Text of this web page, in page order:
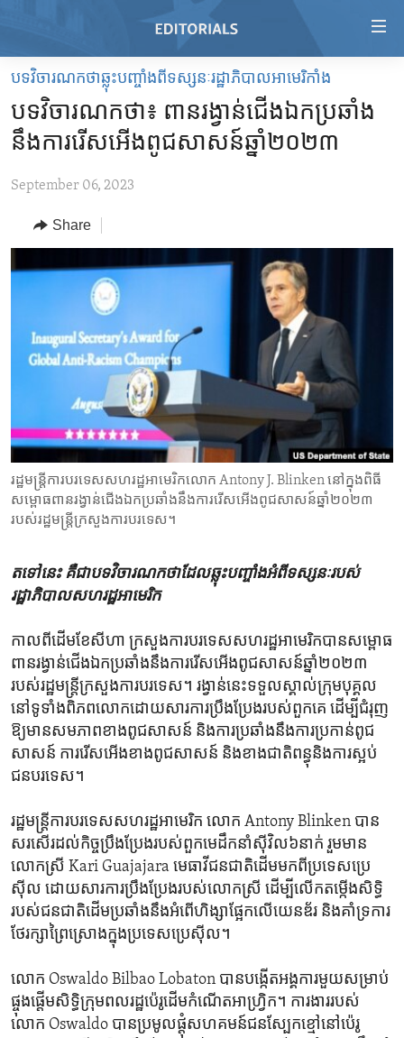
Skip
main
content
to
Navigation
Skip
to
HOME
VIDEO
REGIONS
AFRICA
MIDDLE EAST
TOPICS
SECURITY AND DEFENSE
DEMOCRACY AND GOVERNANCE
ECONOMY AND TRADE
ENVIRONMENT AND HEALTH
IDEALS AND INSTITUTIONS
ABOUT US
FOLLOW US
បទវិចារណកថាឆ្លុះបញ្ចាំងពីទស្សនៈរដ្ឋាភិបាលអាមេរិកាំង
បទវិចារណកថា៖ ពានរង្វាន់​ជើងឯក​ប្រឆាំង
នឹង​ការរើសអើង​ពូជសាសន៍​ឆ្នាំ២០២៣
September 06, 2023
Share
រដ្ឋមន្ត្រី​ការបរទេស​សហរដ្ឋ​អាមេរិក​លោក Antony J. Blinken នៅក្នុង​ពិធី​
សម្ពោធ​ពាន​រង្វាន់​ជើង​ឯក​ប្រឆាំង​នឹង​​ការរើសអើង​ពូជសាសន៍​ឆ្នាំ២០២៣
របស់​រដ្ឋមន្ត្រី​ក្រសួង​ការបរទេស។
តទៅ​នេះ​ គឺ​ជា​បទ​វិចារណកថា​ដែល​ឆ្លុះ​បញ្ចាំង​អំពី​ទស្សនៈ​របស់​
រដ្ឋាភិបាល​សហរដ្ឋ​អាមេរិក
កាល​ពី​ដើម​ខែ​សីហា ​ក្រសួង​ការបរទេស​សហរដ្ឋ​អាមេរិក​បាន​សម្ពោធ​
ពាន​រង្វាន់ជើង​ឯក​ប្រឆាំង​នឹងការរើសអើង​ពូជសាសន៍​ឆ្នាំ២០២៣ ​
របស់​រដ្ឋមន្ត្រី​ក្រសួង​ការបរទេស។ រង្វាន់​នេះ​ទទួល​ស្គាល់ក្រុម​បុគ្គល​
នៅ​ទូទាំង​ពិភពលោក​ដោយសារការ​ប្រឹង​ប្រែងរបស់ពួក​គេ ដើម្បី​ជំរុញ​
ឱ្យមាន​សមភាព​ខាង​ពូជសាសន៍ ​និង​ការ​ប្រឆាំង​នឹងការ​ប្រកាន់​ពូជ
សាសន៍ ​ការរើសអើង​ខាង​ពូជសាសន៍​ និង​ខាង​ជាតិ​ពន្ធុ​និង​ការ​ស្អប់​
ជនបរទេស។
រដ្ឋមន្ត្រី​ការបរទេស​សហរដ្ឋ​អាមេរិក​ លោក​ Antony Blinken​ បាន​
សរសើរដល់​កិច្ចប្រឹងប្រែង​របស់ពួក​មេដឹកនាំស៊ីវិល​៦នាក់ រួមមាន
លោកស្រី Kari Guajajara មេធាវី​ជនជាតិ​ដើម​មក​ពី​ប្រទេស​ប្រេ
ស៊ីល​ ដោយសារ​ការ​ប្រឹងប្រែង​របស់​លោកស្រី ​ដើម្បី​លើក​តម្កើង​សិទ្ធិ​
របស់​ជនជាតិ​ដើម​ប្រឆាំង​នឹងអំពើ​ហិង្សា​ផ្អែក​លើយេនឌ័រ​ និងគាំទ្រការ
ថែរក្សា​ព្រៃ​ស្រោង​ក្នុង​ប្រទេស​ប្រេស៊ីល។
លោក​ Oswaldo Bilbao Lobaton បាន​បង្កើត​អង្គការ​មួយ​សម្រាប់
ផ្ចុងផ្ដើម​សិទ្ធិ​ក្រុមពលរដ្ឋ​ប៉េរូ​ដើម​កំណើត​អាហ្វ្រិក។ ការងារ​របស់
លោក Oswaldo បាន​ប្រមូល​ផ្តុំ​សហគមន៍​ជន​ស្បែកខ្មៅនៅ​ប៉េរូ​